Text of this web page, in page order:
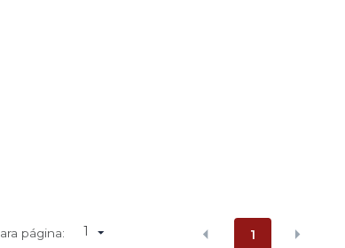
página: 1 1